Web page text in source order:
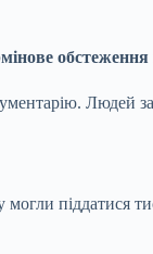
піддатися